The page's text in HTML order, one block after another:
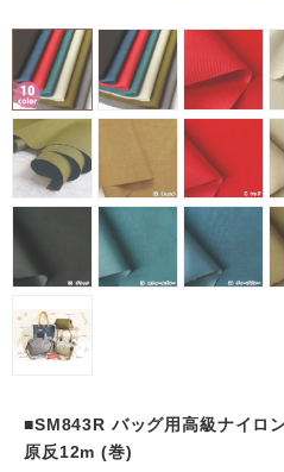
■SM843R バッグ用高級ナイロ
原反12m (巻)